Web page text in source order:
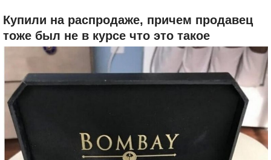
Купили на распродаже, причем продавец
тоже был не в курсе что это такое